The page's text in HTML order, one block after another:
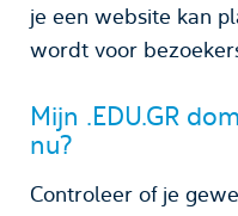
je een website kan
wordt voor
Mijn .EDU.GR
nu?
Controleer of je